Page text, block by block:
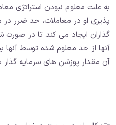
به علت معلوم نبودن استراتژی
پذیری او در معاملات، حد ضرر در
گذاران ایجاد می کند تا در
آنها از حد معلوم شده توسط
آن مقدار پوزشن های سرمایه